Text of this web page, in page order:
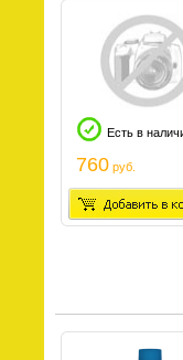
Есть в
760 руб.